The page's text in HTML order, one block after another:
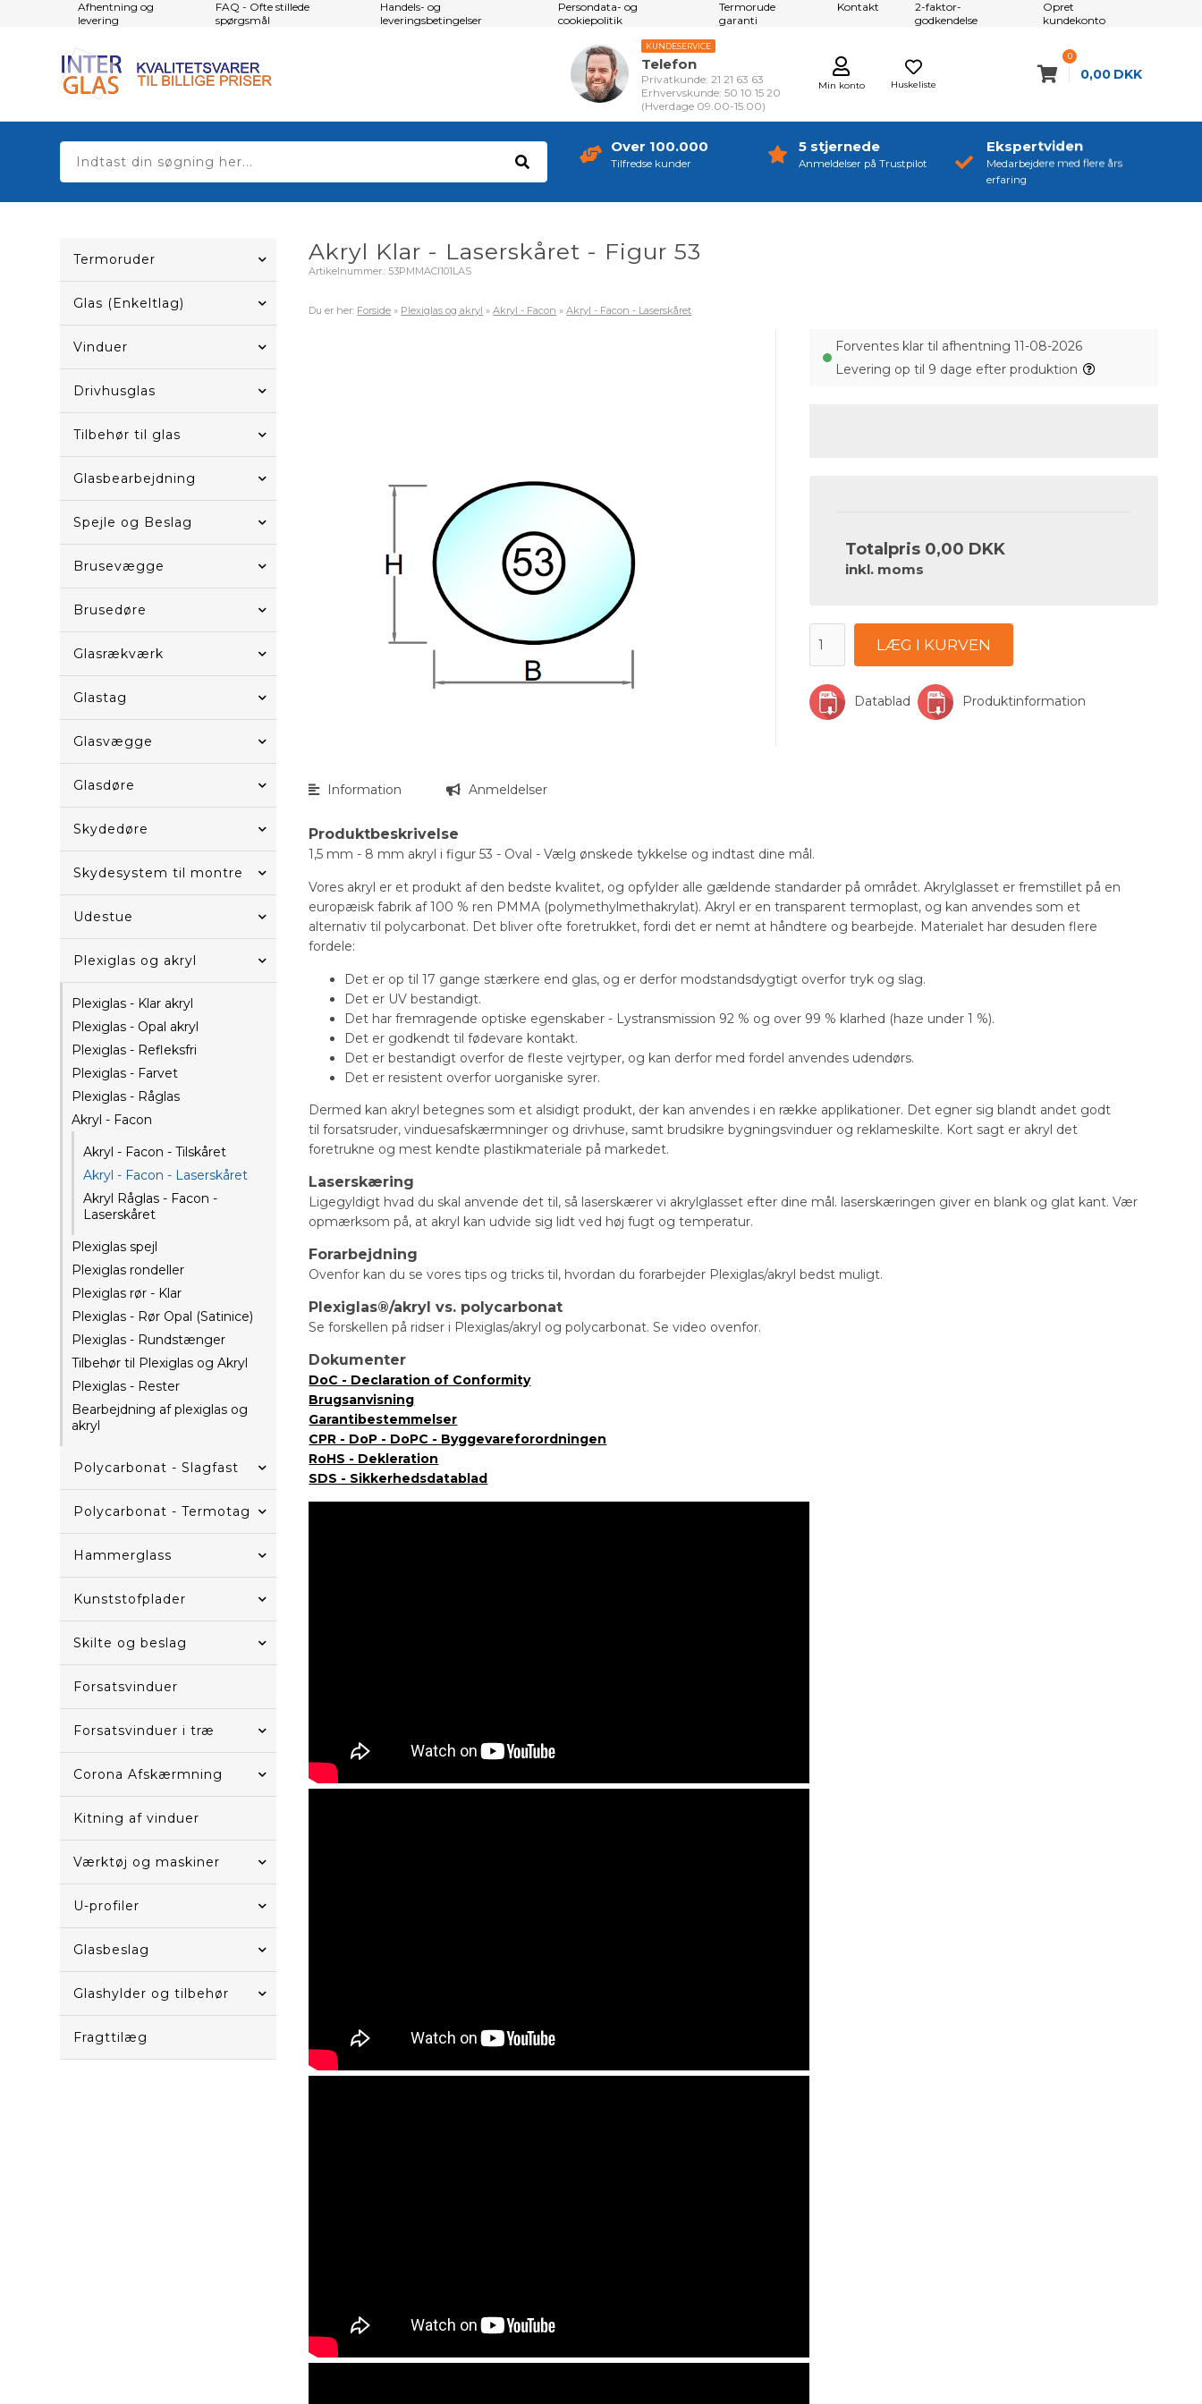
Afhentning og
levering
FAQ - Ofte stillede
spørgsmål
Handels- og
leveringsbetingelser
Persondata- og
cookiepolitik
Termorude
garanti
Kontakt
2-faktor-
godkendelse
Opret
kundekonto
Huskeliste
Min konto
KUNDESERVICE
Telefon
Privatkunde: 21 21 63 63
Erhvervskunde: 50 10 15 20
(Hverdage 09.00-15.00)
0
0,00 DKK
Over 100.000
Tilfredse kunder
5 stjernede
Anmeldelser på Trustpilot
Ekspertviden
Medarbejdere med flere års
erfaring
Termoruder
Glas (Enkeltlag)
Vinduer
Drivhusglas
Tilbehør til glas
Glasbearbejdning
Spejle og Beslag
Brusevægge
Brusedøre
Glasrækværk
Glastag
Glasvægge
Glasdøre
Skydedøre
Skydesystem til montre
Udestue
Plexiglas og akryl
Plexiglas - Klar akryl
Plexiglas - Opal akryl
Plexiglas - Refleksfri
Plexiglas - Farvet
Plexiglas - Råglas
Akryl - Facon
Akryl - Facon - Tilskåret
Akryl - Facon - Laserskåret
Akryl Råglas - Facon -
Laserskåret
Plexiglas spejl
Plexiglas rondeller
Plexiglas rør - Klar
Plexiglas - Rør Opal (Satinice)
Plexiglas - Rundstænger
Tilbehør til Plexiglas og Akryl
Plexiglas - Rester
Bearbejdning af plexiglas og
akryl
Polycarbonat - Slagfast
Polycarbonat - Termotag
Hammerglass
Kunststofplader
Skilte og beslag
Forsatsvinduer
Forsatsvinduer i træ
Corona Afskærmning
Kitning af vinduer
Værktøj og maskiner
U-profiler
Glasbeslag
Glashylder og tilbehør
Fragttilæg
Akryl Klar - Laserskåret - Figur 53
Artikelnummer.:53PMMACl101LAS
Du er her: Forside » Plexiglas og akryl »Akryl - Facon »Akryl - Facon - Laserskåret
Forventes klar til afhentning 11-08-2026
Levering op til 9 dage efter produktion
Totalpris 0,00 DKK
inkl. moms
LÆG I KURVEN
Datablad Produktinformation
Information Anmeldelser
Produktbeskrivelse
1,5 mm - 8 mm akryl i figur 53 - Oval - Vælg ønskede tykkelse og indtast dine mål.
Vores akryl er et produkt af den bedste kvalitet, og opfylder alle gældende standarder på området. Akrylglasset er fremstillet på en
europæisk fabrik af 100 % ren PMMA (polymethylmethakrylat). Akryl er en transparent termoplast, og kan anvendes som et
alternativ til polycarbonat. Det bliver ofte foretrukket, fordi det er nemt at håndtere og bearbejde. Materialet har desuden flere
fordele:
Det er op til 17 gange stærkere end glas, og er derfor modstandsdygtigt overfor tryk og slag.
Det er UV bestandigt.
Det har fremragende optiske egenskaber - Lystransmission 92 % og over 99 % klarhed (haze under 1 %).
Det er godkendt til fødevare kontakt.
Det er bestandigt overfor de fleste vejrtyper, og kan derfor med fordel anvendes udendørs.
Det er resistent overfor uorganiske syrer.
Dermed kan akryl betegnes som et alsidigt produkt, der kan anvendes i en række applikationer. Det egner sig blandt andet godt
til forsatsruder, vinduesafskærmninger og drivhuse, samt brudsikre bygningsvinduer og reklameskilte. Kort sagt er akryl det
foretrukne og mest kendte plastikmateriale på markedet.
Laserskæring
Ligegyldigt hvad du skal anvende det til, så laserskærer vi akrylglasset efter dine mål. laserskæringen giver en blank og glat kant. Vær
opmærksom på, at akryl kan udvide sig lidt ved høj fugt og temperatur.
Forarbejdning
Ovenfor kan du se vores tips og tricks til, hvordan du forarbejder Plexiglas/akryl bedst muligt.
Plexiglas®/akryl vs. polycarbonat
Se forskellen på ridser i Plexiglas/akryl og polycarbonat. Se video ovenfor.
Dokumenter
DoC - Declaration of Conformity
Brugsanvisning
Garantibestemmelser
CPR - DoP - DoPC - Byggevareforordningen
RoHS - Dekleration
SDS - Sikkerhedsdatablad